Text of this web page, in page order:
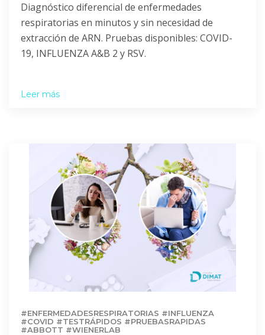
Diagnóstico diferencial de enfermedades
respiratorias en minutos y sin necesidad de
extracción de ARN. Pruebas disponibles: COVID-
19, INFLUENZA A&B 2 y RSV.
Leer más
#ENFERMEDADESRESPIRATORIAS #INFLUENZA
#COVID #TESTRÁPIDOS #PRUEBASRAPIDAS
#ABBOTT #WIENERLAB